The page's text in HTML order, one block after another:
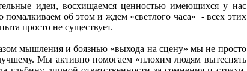
идеи, восхищаемся ценностью имеющихся у нас
об этом и ждем «светлого часа» - всех этих
просто не существует.
мышления и боязнью «выхода на сцену» мы не просто
Мы активно помогаем «плохим людям вытеснять